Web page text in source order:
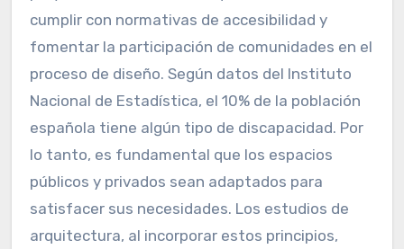
cumplir con normativas de accesibilidad y
fomentar la participación de comunidades en el
proceso de diseño. Según datos del Instituto
Nacional de Estadística, el 10% de la población
española tiene algún tipo de discapacidad. Por
lo tanto, es fundamental que los espacios
públicos y privados sean adaptados para
satisfacer sus necesidades. Los estudios de
arquitectura, al incorporar estos principios,